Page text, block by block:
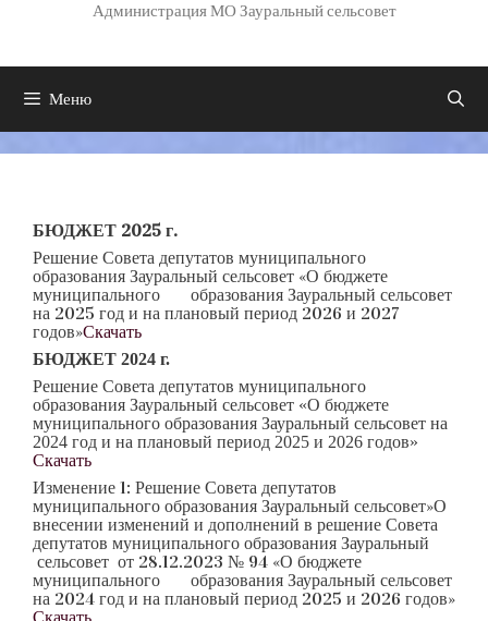
Администрация МО Зауральный сельсовет
Меню
БЮДЖЕТ 2025 г.
Решение Совета депутатов муниципального
образования Зауральный сельсовет «О бюджете
муниципального образования Зауральный сельсовет
на 2025 год и на плановый период 2026 и 2027
годов»Скачать
БЮДЖЕТ 2024 г.
Решение Совета депутатов муниципального
образования Зауральный сельсовет «О бюджете
муниципального образования Зауральный сельсовет на
2024 год и на плановый период 2025 и 2026 годов»
Скачать
Изменение 1: Решение Совета депутатов
муниципального образования Зауральный сельсовет»О
внесении изменений и дополнений в решение Совета
депутатов муниципального образования Зауральный
сельсовет от 28.12.2023 № 94 «О бюджете
муниципального образования Зауральный сельсовет
на 2024 год и на плановый период 2025 и 2026 годов»